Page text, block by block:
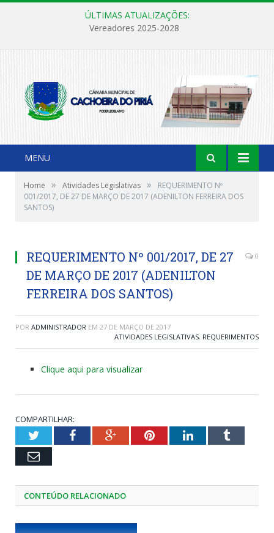
ÚLTIMAS ATUALIZAÇÕES:
Vereadores 2025-2028
MENU
Home » Atividades Legislativas »
REQUERIMENTO Nº
001/2017, DE 27 DE MARÇO DE 2017 (ADENILTON FERREIRA DOS
SANTOS)
REQUERIMENTO Nº 001/2017, DE 27
DE MARÇO DE 2017 (ADENILTON
FERREIRA DOS SANTOS)
0
POR ADMINISTRADOR EM 27 DE MARÇO DE 2017
ATIVIDADES LEGISLATIVAS, REQUERIMENTOS
Clique aqui para visualizar
COMPARTILHAR:
TwitterFacebookGoogle+PinterestLinkedInTumblr
Email
CONTEÚDO RELACIONADO